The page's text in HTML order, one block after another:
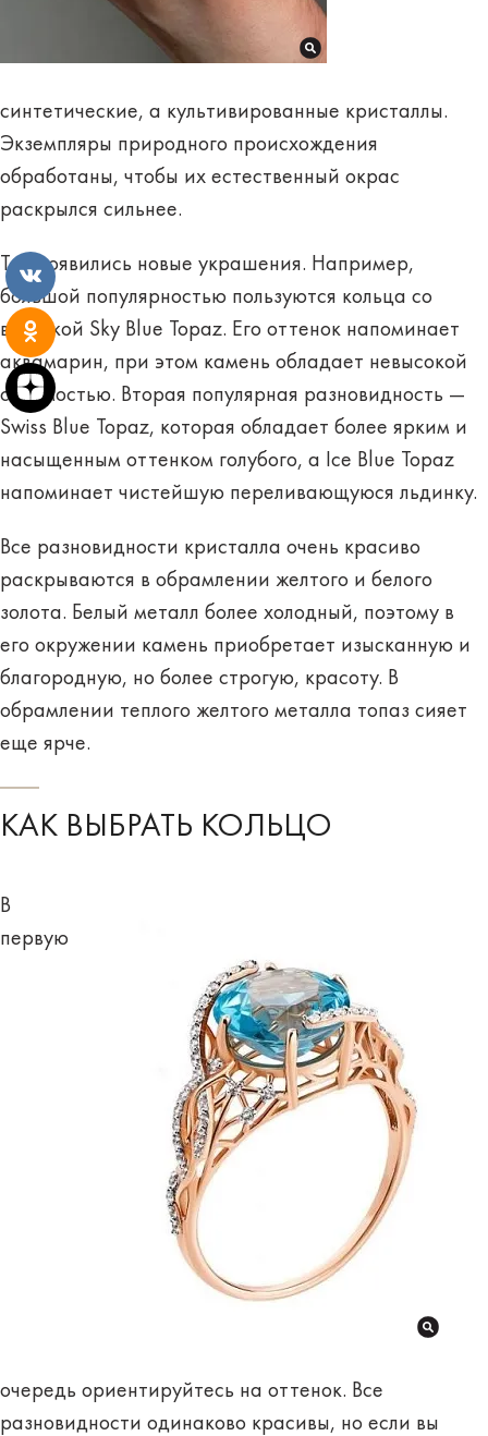
синтетические, а культивированные кристаллы.
Экземпляры природного происхождения
обработаны, чтобы их естественный окрас
раскрылся сильнее.
Так появились новые украшения. Например,
большой популярностью пользуются кольца со
вставкой Sky Blue Topaz. Его оттенок напоминает
аквамарин, при этом камень обладает невысокой
стоимостью. Вторая популярная разновидность —
Swiss Blue Topaz, которая обладает более ярким и
насыщенным оттенком голубого, а Ice Blue Topaz
напоминает чистейшую переливающуюся льдинку.
Все разновидности кристалла очень красиво
раскрываются в обрамлении желтого и белого
золота. Белый металл более холодный, поэтому в
его окружении камень приобретает изысканную и
благородную, но более строгую, красоту. В
обрамлении теплого желтого металла топаз сияет
еще ярче.
КАК ВЫБРАТЬ КОЛЬЦО
В
первую
очередь ориентируйтесь на оттенок. Все
разновидности одинаково красивы, но если вы